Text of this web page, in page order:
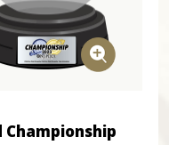
Championship